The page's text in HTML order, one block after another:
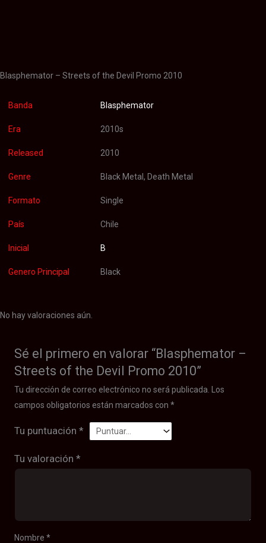
Blasphemator – Streets of the Devil Promo 2010
Banda Blasphemator
Era 2010s
Released 2010
Genre Black Metal, Death Metal
Formato Single
País Chile
Inicial B
Genero Principal Black
No hay valoraciones aún.
Sé el primero en valorar “Blasphemator –
Streets of the Devil Promo 2010”
Tu dirección de correo electrónico no será publicada.
Los
campos obligatorios están marcados con*
Tu puntuación*
Tu valoración*
Nombre*